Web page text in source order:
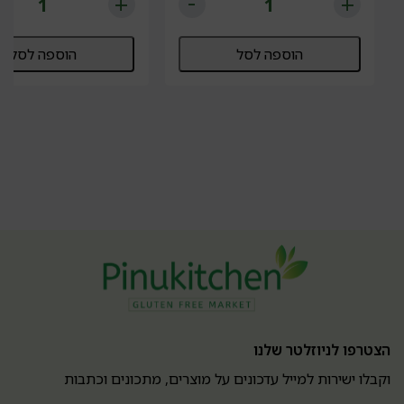
הוספה לסל הוספה לסל
הצטרפו לניוזלטר שלנו
וקבלו ישירות למייל עדכונים על מוצרים, מתכונים וכתבות